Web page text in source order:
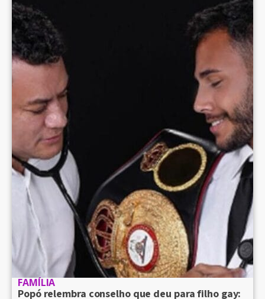
FAMÍLIA
Popó relembra conselho que deu para filho gay: